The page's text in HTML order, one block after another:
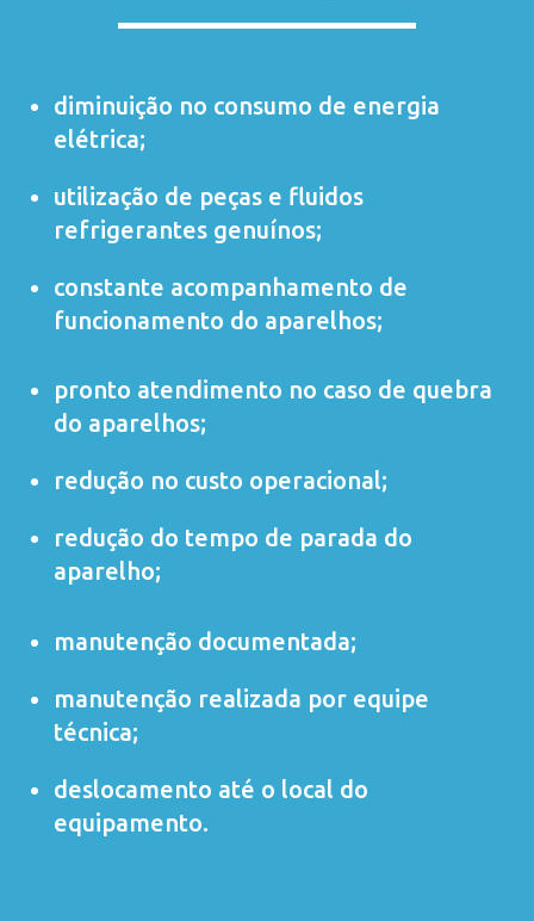
diminuição no consumo de energia
elétrica;
utilização de peças e fluidos
refrigerantes genuínos;
constante acompanhamento de
funcionamento do aparelhos;
pronto atendimento no caso de quebra
do aparelhos;
redução no custo operacional;
redução do tempo de parada do
aparelho;
manutenção documentada;
manutenção realizada por equipe
técnica;
deslocamento até o local do
equipamento.